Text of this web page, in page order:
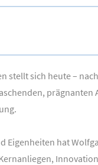
stellt sich heute –
hat